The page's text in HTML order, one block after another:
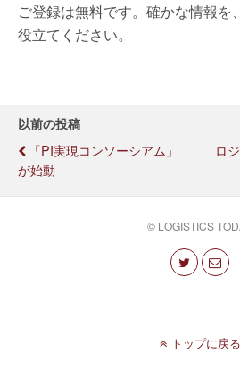
ご登録は無料です。確かな情報を
役立てください。
以前の投稿
「PI実現コンソーシアム」
が始動
ロ
© LOGISTICS
トップに戻る